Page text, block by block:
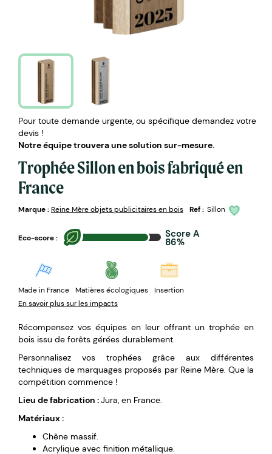
Pour toute demande urgente, ou spécifique demandez votre
devis !
Notre équipe trouvera une solution sur-mesure.
Trophée Sillon en bois fabriqué en
France
Marque :Reine Mère objets publicitaires en bois Ref : Sillon
Eco-score : Score A
86%
Made in France Matières écologiques
Insertion
En savoir plus sur les impacts
Récompensez vos équipes en leur offrant un trophée en
bois issu de forêts gérées durablement.
Personnalisez vos trophées grâce aux différentes
techniques de marquages proposés par Reine Mère. Que la
compétition commence !
Lieu de fabrication :Jura, en France.
Matériaux :
Chêne massif.
Acrylique avec finition métallique.